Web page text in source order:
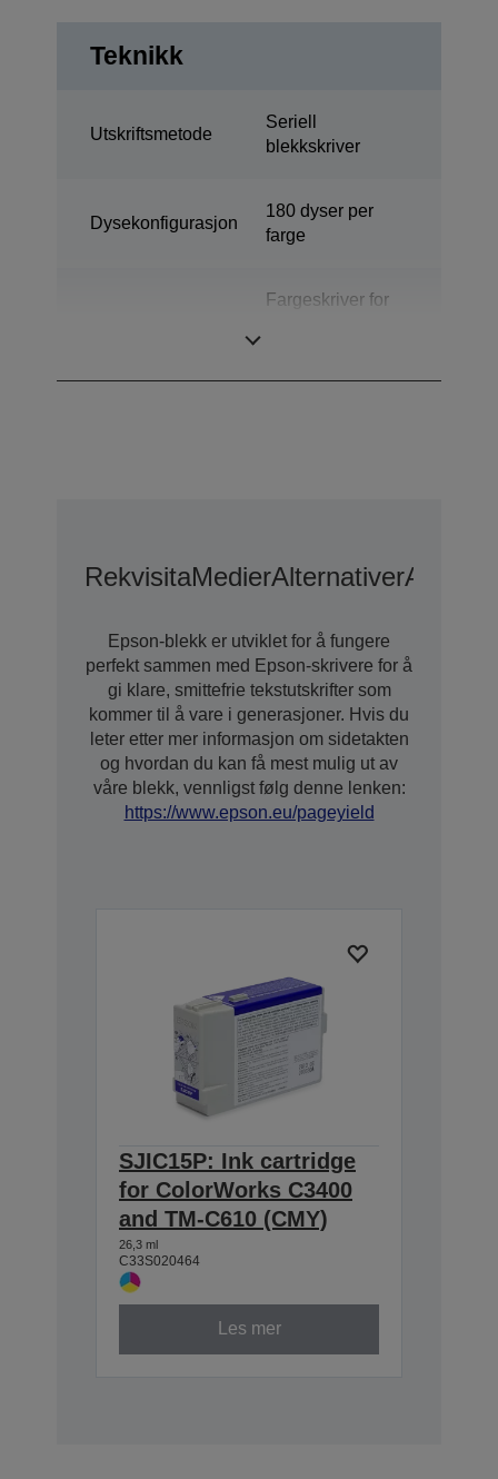
Teknikk
Utskriftsmetode
Seriell
blekkskriver
Dysekonfigurasjon
180 dyser per
farge
Fargeskriver for
RekvisitaMedierAlternativer
Epson-blekk er utviklet for å fungere
perfekt sammen med Epson-skrivere for å
gi klare, smittefrie tekstutskrifter som
kommer til å vare i generasjoner. Hvis du
leter etter mer informasjon om sidetakten
og hvordan du kan få mest mulig ut av
våre blekk, vennligst følg denne lenken:
https://www.epson.eu/pageyield
SJIC15P: Ink cartridge
for ColorWorks C3400
and TM-C610 (CMY)
26,3 ml
C33S020464
Les mer